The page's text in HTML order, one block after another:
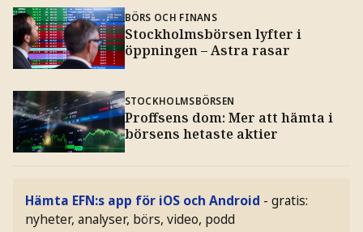
BÖRS OCH FINANS
Stockholmsbörsen lyfter i
öppningen – Astra rasar
STOCKHOLMSBÖRSEN
Proffsens dom: Mer att hämta i
börsens hetaste aktier
Hämta EFN:s app för iOS och Android - gratis:
nyheter, analyser, börs, video, podd